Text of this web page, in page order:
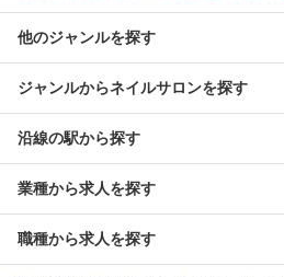
他のジャンルを探す
ジャンルからネイルサロンを探す
沿線の駅から探す
業種から求人を探す
職種から求人を探す